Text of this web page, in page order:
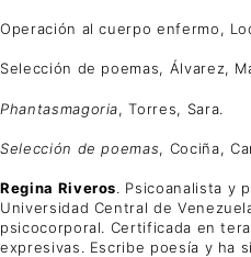
Operación al cuerpo enfermo,
Selección de poemas, Álvarez,
Phantasmagoria, Torres, Sara.
Selección de poemas, Cociña,
Regina Riveros. Psicoanalista y
Universidad Central de
psicocorporal. Certificada en
expresivas. Escribe poesía y ha